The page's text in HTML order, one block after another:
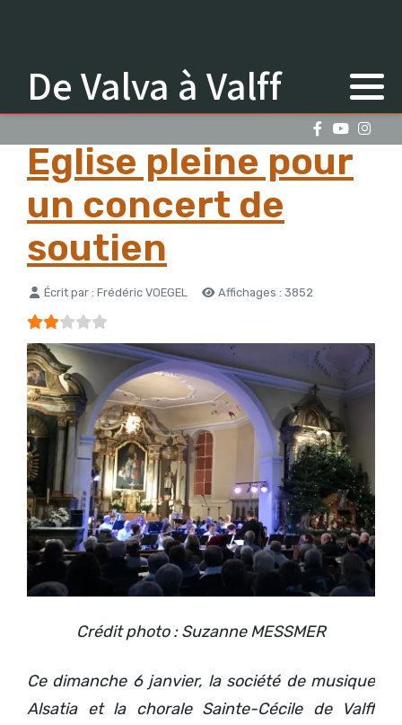
De Valva à Valff
Eglise pleine pour
un concert de
soutien
Détails
Écrit par : Frédéric VOEGEL Affichages : 3852
Vote utilisateur:
Crédit photo : Suzanne MESSMER
Ce dimanche 6 janvier, la société de musique
Alsatia et la chorale Sainte-Cécile de Valff